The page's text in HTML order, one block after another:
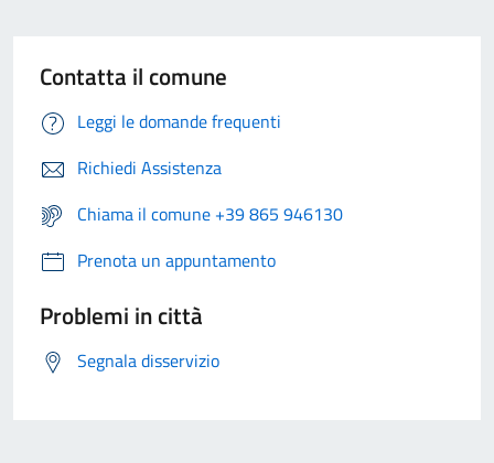
Contatta il comune
Leggi le domande frequenti
Richiedi Assistenza
Chiama il comune +39 865 946130
Prenota un appuntamento
Problemi in città
Segnala disservizio